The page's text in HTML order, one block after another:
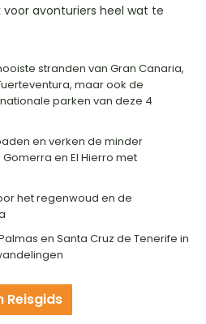
voor avonturiers heel wat te
stranden van Gran Canaria,
maar ook de
parken van deze 4
en verken de minder
en El Hierro met
het regenwoud en de
en Santa Cruz de Tenerife in
Reisgids